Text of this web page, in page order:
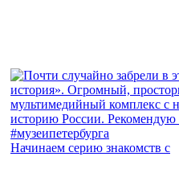
Начинаем серию знакомств с